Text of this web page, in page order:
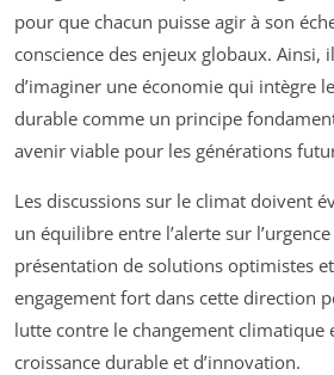
pour que chacun puisse agir à son
conscience des enjeux globaux. Ainsi,
d’imaginer une économie qui intègre
durable comme un principe
avenir viable pour les générations
Les discussions sur le climat doivent
un équilibre entre l’alerte sur
présentation de solutions optimistes
engagement fort dans cette direction
lutte contre le changement climatique
croissance durable et d’innovation.